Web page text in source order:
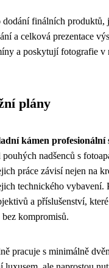
finálních
a celková prezentace
a poskytují fotografie v
plány
kámen profesionální
nadšenců s
práce závisí nejen na
technického vybavení.
a příslušenství,
kompromisů.
pracuje s minimálně